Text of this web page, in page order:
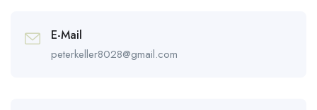
E-Mail
peterkeller8028@gmail.com